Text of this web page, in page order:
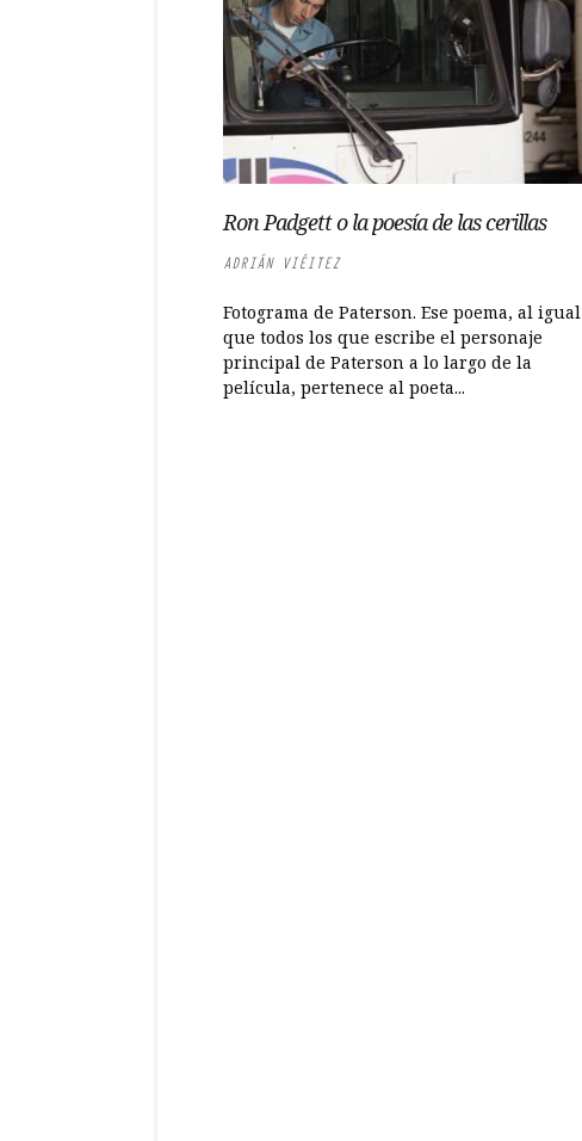
Ron Padgett o la poesía de las cerillas
ADRIÁN VIÉITEZ
Fotograma de Paterson. Ese poema, al igual
que todos los que escribe el personaje
principal de Paterson a lo largo de la
película, pertenece al poeta...